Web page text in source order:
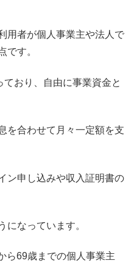
用者が個人事業主や法人で
です。
おり、自由に事業資金と
を合わせて月々一定額を支
ン申し込みや収入証明書の
になっています。
ら69歳までの個人事業主